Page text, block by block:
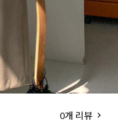
0개 리뷰